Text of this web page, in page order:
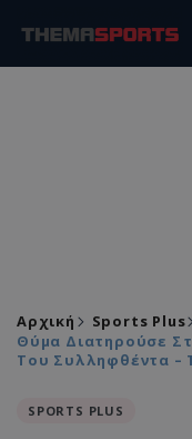
Αρχική Sports Plus
Θύμα Διατηρούσε
Του Συλληφθέντα –
SPORTS PLUS